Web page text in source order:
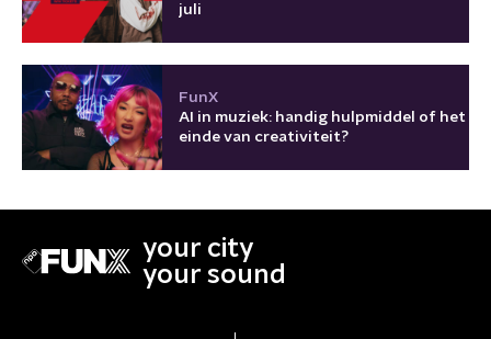
juli
FunX
AI in muziek: handig hulpmiddel of het
einde van creativiteit?
your city
your sound